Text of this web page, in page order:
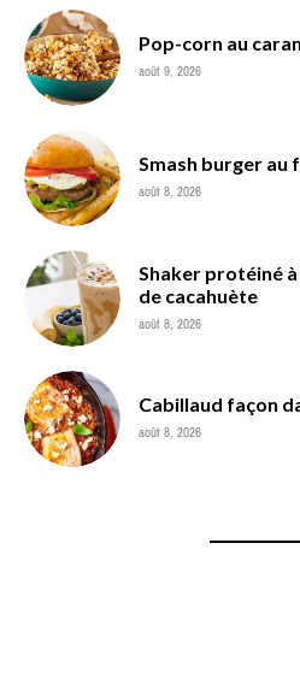
Pop-corn au
août 9, 2026
Smash burger au
août 8, 2026
Shaker protéiné
de cacahuète
août 8, 2026
Cabillaud façon
août 8, 2026